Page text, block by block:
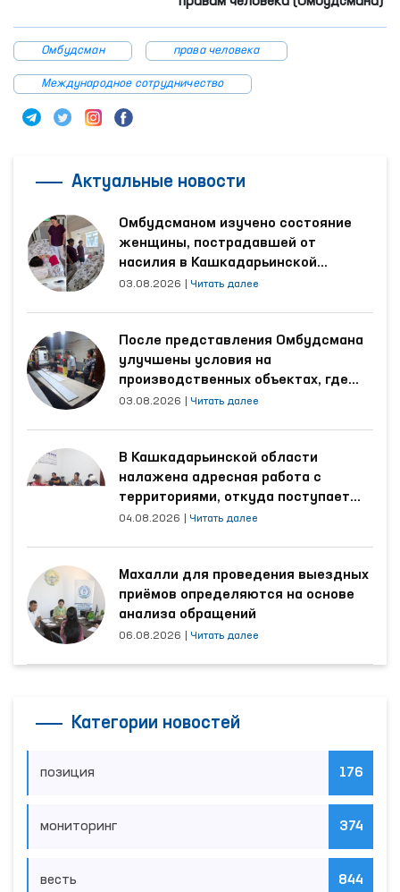
Омбудсман права человека
Международное сотрудничество
Актуальные новости
Омбудсманом изучено состояние
женщины, пострадавшей от
насилия в Кашкадарьинской
области
03.08.2026 Читать далее
После представления Омбудсмана
улучшены условия на
производственных объектах, где
трудятся осуждённые
03.08.2026 Читать далее
В Кашкадарьинской области
налажена адресная работа с
территориями, откуда поступает
наибольшее количество обращений
04.08.2026 Читать далее
Махалли для проведения выездных
приёмов определяются на основе
анализа обращений
06.08.2026 Читать далее
Категории новостей
позиция 176
мониторинг 374
весть 844